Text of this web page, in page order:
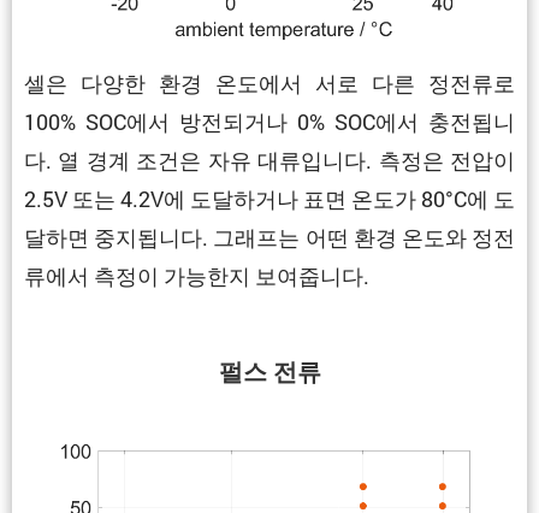
셀은 다양한 환경 온도에서 서로 다른 정전류로
100% SOC에서 방전되거나 0% SOC에서 충전됩니
다. 열 경계 조건은 자유 대류입니다. 측정은 전압이
2.5V 또는 4.2V에 도달하거나 표면 온도가 80°C에 도
달하면 중지됩니다. 그래프는 어떤 환경 온도와 정전
류에서 측정이 가능한지 보여줍니다.
펄스 전류